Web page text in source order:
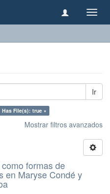
Ir
Has File(s): true ×
Mostrar filtros avanzados
formas de
en Maryse Condé y